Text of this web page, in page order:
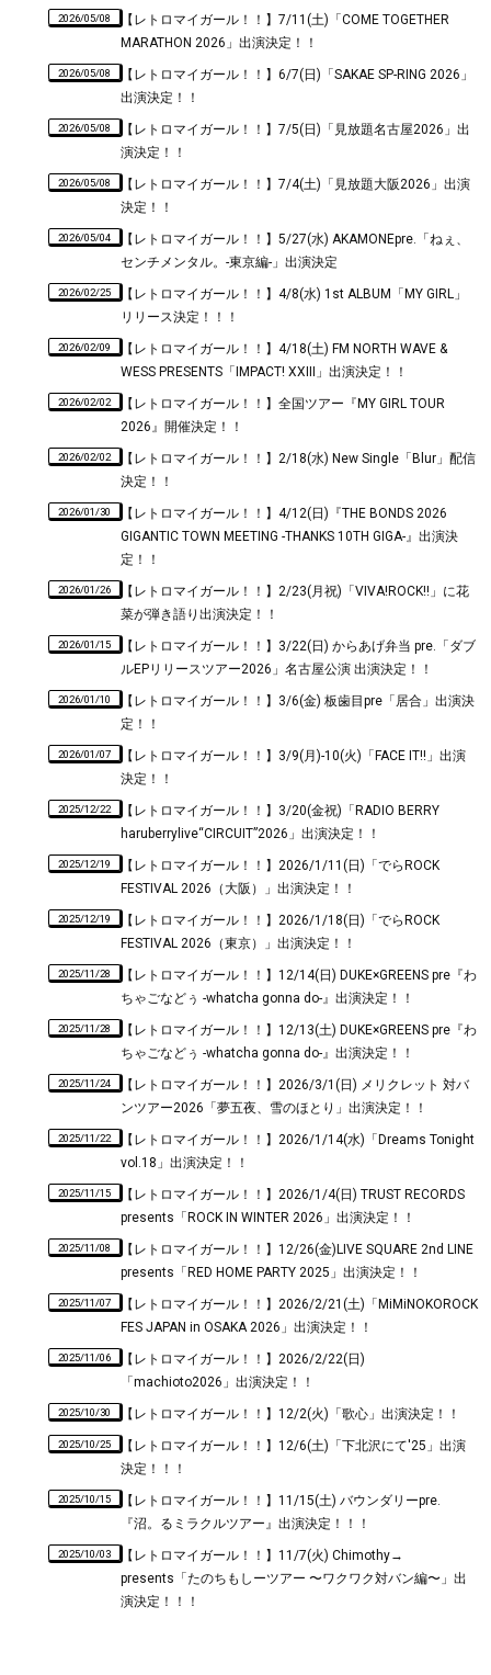
2026/05/08
【レトロマイガール！！】7/11(土)「COME TOGETHER
MARATHON 2026」出演決定！！
2026/05/08
【レトロマイガール！！】6/7(日)「SAKAE SP-RING 2026」
出演決定！！
2026/05/08
【レトロマイガール！！】7/5(日)「見放題名古屋2026」出
演決定！！
2026/05/08
【レトロマイガール！！】7/4(土)「見放題大阪2026」出演
決定！！
2026/05/04
【レトロマイガール！！】5/27(水) AKAMONEpre.「ねぇ、
センチメンタル。-東京編-」出演決定
2026/02/25
【レトロマイガール！！】4/8(水) 1st ALBUM「MY GIRL」
リリース決定！！！
2026/02/09
【レトロマイガール！！】4/18(土) FM NORTH WAVE &
WESS PRESENTS「IMPACT! XXIII」出演決定！！
2026/02/02
【レトロマイガール！！】全国ツアー『MY GIRL TOUR
2026』開催決定！！
2026/02/02
【レトロマイガール！！】2/18(水) New Single「Blur」配信
決定！！
2026/01/30
【レトロマイガール！！】4/12(日)『THE BONDS 2026
GIGANTIC TOWN MEETING -THANKS 10TH GIGA-』出演決
定！！
2026/01/26
【レトロマイガール！！】2/23(月祝)「VIVA!ROCK!!」に花
菜が弾き語り出演決定！！
2026/01/15
【レトロマイガール！！】3/22(日) からあげ弁当 pre.「ダブ
ルEPリリースツアー2026」名古屋公演 出演決定！！
2026/01/10
【レトロマイガール！！】3/6(金) 板歯目pre「居合」出演決
定！！
2026/01/07
【レトロマイガール！！】3/9(月)-10(火)「FACE IT!!」出演
決定！！
2025/12/22
【レトロマイガール！！】3/20(金祝)「RADIO BERRY
haruberrylive“CIRCUIT”2026」出演決定！！
2025/12/19
【レトロマイガール！！】2026/1/11(日)「でらROCK
FESTIVAL 2026（大阪）」出演決定！！
2025/12/19
【レトロマイガール！！】2026/1/18(日)「でらROCK
FESTIVAL 2026（東京）」出演決定！！
2025/11/28
【レトロマイガール！！】12/14(日) DUKE×GREENS pre『わ
ちゃごなどぅ -whatcha gonna do-』出演決定！！
2025/11/28
【レトロマイガール！！】12/13(土) DUKE×GREENS pre『わ
ちゃごなどぅ -whatcha gonna do-』出演決定！！
2025/11/24
【レトロマイガール！！】2026/3/1(日) メリクレット 対バ
ンツアー2026「夢五夜、雪のほとり」出演決定！！
2025/11/22
【レトロマイガール！！】2026/1/14(水)「Dreams Tonight
vol.18」出演決定！！
2025/11/15
【レトロマイガール！！】2026/1/4(日) TRUST RECORDS
presents「ROCK IN WINTER 2026」出演決定！！
2025/11/08
【レトロマイガール！！】12/26(金)LIVE SQUARE 2nd LINE
presents「RED HOME PARTY 2025」出演決定！！
2025/11/07
【レトロマイガール！！】2026/2/21(土)「MiMiNOKOROCK
FES JAPAN in OSAKA 2026」出演決定！！
2025/11/06
【レトロマイガール！！】2026/2/22(日)
「machioto2026」出演決定！！
2025/10/30 【レトロマイガール！！】12/2(火)「歌心」出演決定！！
2025/10/25
【レトロマイガール！！】12/6(土)「下北沢にて'25」出演
決定！！！
2025/10/15
【レトロマイガール！！】11/15(土) バウンダリーpre.
『沼。るミラクルツアー』出演決定！！！
2025/10/03
【レトロマイガール！！】11/7(火) Chimothy→
presents「たのちもしーツアー 〜ワクワク対バン編〜」出
演決定！！！